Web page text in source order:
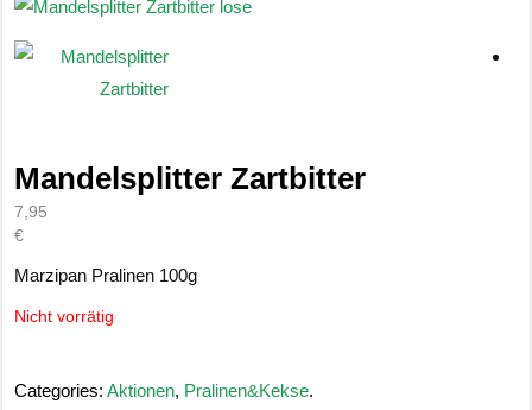
Mandelsplitter Zartbitter
7,95
€
Marzipan Pralinen 100g
Nicht vorrätig
Categories:Aktionen, Pralinen&Kekse.